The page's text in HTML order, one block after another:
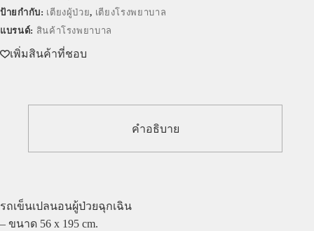
ป้ายกำกับ: เตียงผู้ป่วย, เตียงโรงพยาบาล
แบรนด์: สินค้าโรงพยาบาล
เพิ่มสินค้าที่ชอบ
คำอธิบาย
รถเข็นเปลนอนผู้ป่วยฉุกเฉิน
– ขนาด 56 x 195 cm.